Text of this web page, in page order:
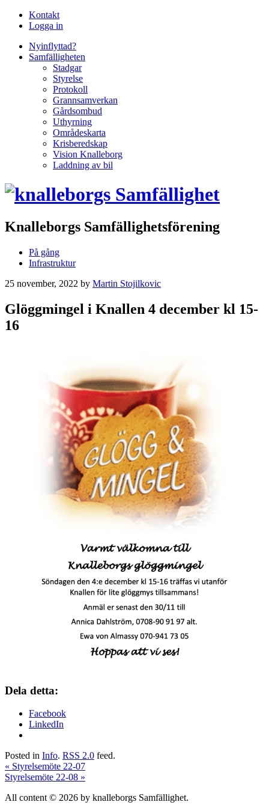
Kontakt
Logga in
Nyinflyttad?
Samfälligheten
Stadgar
Styrelse
Protokoll
Grannsamverkan
Gårdsombud
Uthyrning
Områdeskarta
Krisberedskap
Vision Knalleborg
Laddning av bil
Knalleborgs Samfällighetsförening
På gång
Infrastruktur
25 november, 2022 by Martin Stojilkovic
Glöggmingel i Knallen 4 december kl 15-
16
Dela detta:
Facebook
LinkedIn
Posted in Info. RSS 2.0 feed.
« Styrelsemöte 22-07
Styrelsemöte 22-08 »
All content © 2026 by knalleborgs Samfällighet.